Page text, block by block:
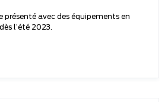
présenté avec des équipements en
l’été 2023.